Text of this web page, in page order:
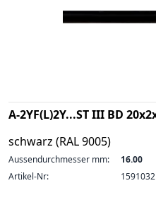
A-2YF(L)2Y...ST III BD
schwarz (RAL 9005)
Aussendurchmesser mm:
16.00
Artikel-Nr:
1591032